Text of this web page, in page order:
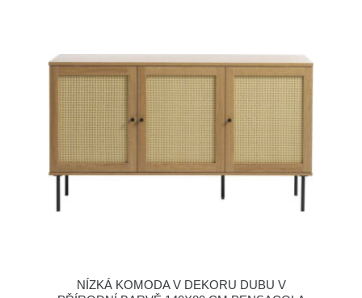
NÍZKÁ KOMODA V DEKORU DUBU V